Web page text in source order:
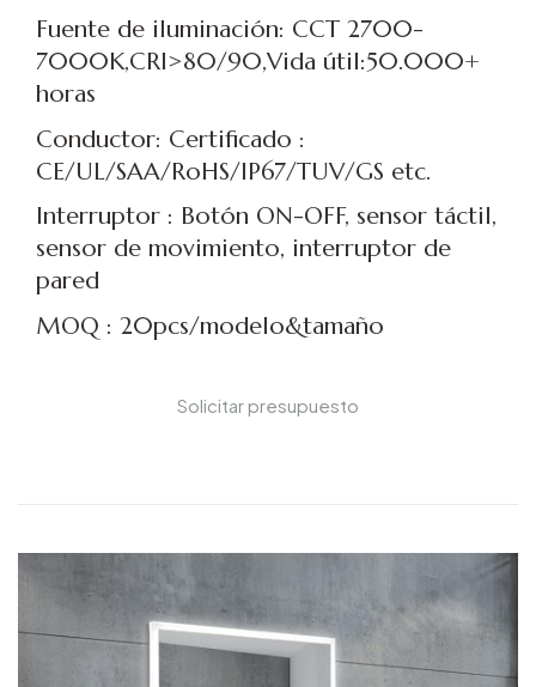
Fuente de iluminación: CCT 2700-
7000K,CRI>80/90,Vida útil:50.000+
horas
Conductor: Certificado :
CE/UL/SAA/RoHS/IP67/TUV/GS etc.
Interruptor : Botón ON-OFF, sensor táctil,
sensor de movimiento, interruptor de
pared
MOQ : 20pcs/modelo&tamaño
Solicitar presupuesto